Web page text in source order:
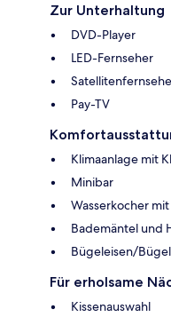
Zur Unterhaltung
DVD-Player
LED-Fernseher
Pay-TV
Klimaanlage mit
Minibar
Wasserkocher
Bademäntel und
Bügeleisen/
Für erholsame
Kissenauswahl